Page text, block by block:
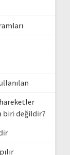
biri değildir?